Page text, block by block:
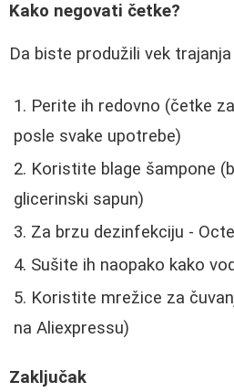
Kako negovati četke?
Da biste produžili vek
Perite ih redovno (četke
posle svake upotrebe)
Koristite blage šampone
glicerinski sapun)
Za brzu dezinfekciju -
Sušite ih naopako kako
Koristite mrežice za
na Aliexpressu)
Zaključak